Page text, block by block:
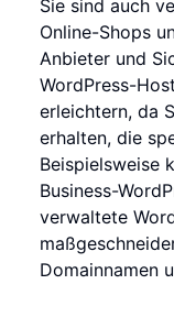
Sie sind auch
Online-Shops
Anbieter und
WordPress-
erleichtern, da
erhalten, die
Beispielsweise
Business-
verwaltete
Domainnamen